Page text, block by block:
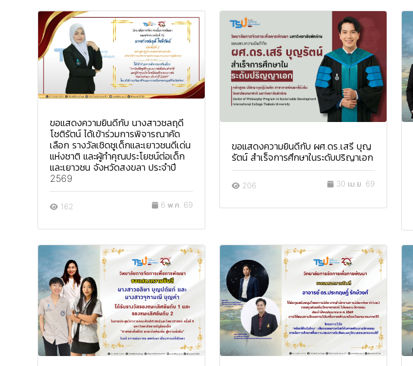
ขอแสดงความยินดีกับ นางสาวชลฤดี
โชติรัตน์ ได้เข้าร่วมการพิจารณาคัด
เลือก รางวัลเชิดชูเด็กและเยาวชนดีเด่น
แห่งชาติ และผู้ทำคุณประโยชน์ต่อเด็ก
และเยาวชน จังหวัดสงขลา ประจำปี
2569
162 6 พ.ค. 69
ขอแสดงความยินดีกับ ผศ.ดร.เสรี บุญ
รัตน์ สำเร็จการศึกษาในระดับปริญาเอก
206 30 เม.ย. 69